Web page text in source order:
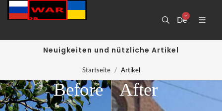
De
Neuigkeiten und nützliche Artikel
Startseite Artikel
After
Before